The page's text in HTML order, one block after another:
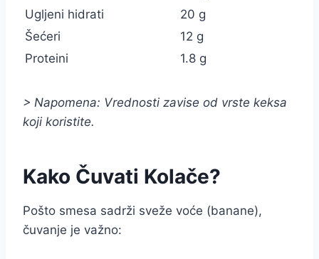
Ugljeni hidrati
20 g
Šećeri
12 g
Proteini
1.8 g
> Napomena: Vrednosti zavise od vrste keksa
koji koristite.
Kako Čuvati Kolače?
Pošto smesa sadrži sveže voće (banane),
čuvanje je važno: